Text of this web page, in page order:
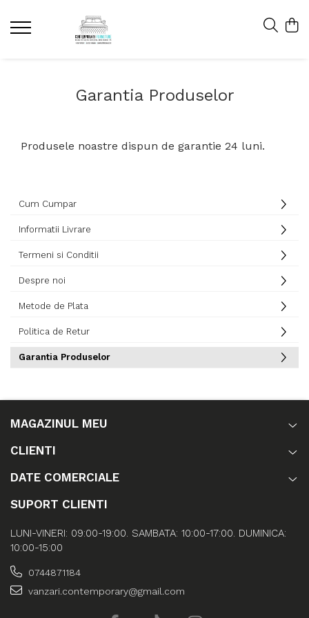
Garantia Produselor
Produsele noastre dispun de garantie 24 luni.
Cum Cumpar
Informatii Livrare
Termeni si Conditii
Despre noi
Metode de Plata
Politica de Retur
Garantia Produselor
MAGAZINUL MEU
CLIENTI
DATE COMERCIALE
SUPORT CLIENTI
LUNI-VINERI: 09:00-19:00. SAMBATA: 10:00-17:00. DUMINICA:
10:00-15:00
0744871184
vanzari.contemporary@gmail.com